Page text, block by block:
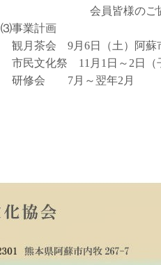
会員皆様のご協力
⑶事業計画
観月茶会 9月6日（土）阿蘇
市民文化祭 11月1日～2日（
研修会 7月～翌年2月